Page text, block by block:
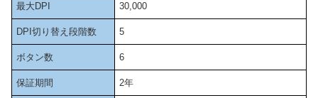
最大DPI 30,000
DPI切り替え段階数 5
ボタン数 6
保証期間 2年